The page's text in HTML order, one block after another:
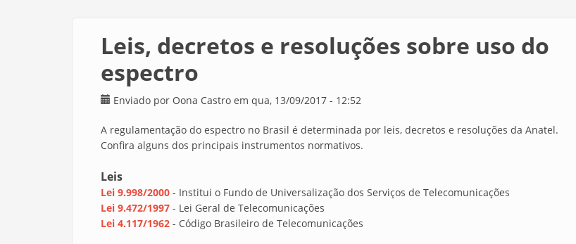
Leis, decretos e resoluções sobre uso do
espectro
Enviado por Oona Castro em qua, 13/09/2017 - 12:52
A regulamentação do espectro no Brasil é determinada por leis, decretos e resoluções da Anatel.
Confira alguns dos principais instrumentos normativos.
Leis
Lei 9.998/2000 - Institui o Fundo de Universalização dos Serviços de Telecomunicações
Lei 9.472/1997 - Lei Geral de Telecomunicações
Lei 4.117/1962 - Código Brasileiro de Telecomunicações